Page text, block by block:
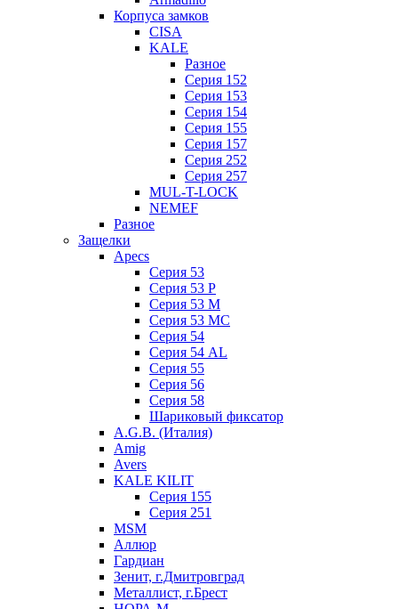
Корпуса замков
CISA
KALE
Разное
Серия 152
Серия 153
Серия 154
Серия 155
Серия 157
Серия 252
Серия 257
MUL-T-LOCK
NEMEF
Разное
Защелки
Apecs
Серия 53
Серия 53 P
Серия 53 М
Серия 53 МC
Серия 54
Серия 54 AL
Серия 55
Серия 56
Серия 58
Шариковый фиксатор
A.G.B. (Италия)
Amig
Avers
KALE KILIT
Серия 155
Серия 251
MSM
Аллюр
Гардиан
Зенит, г.Дмитровград
Металлист, г.Брест